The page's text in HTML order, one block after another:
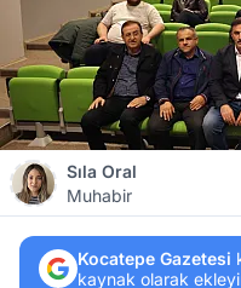
Sıla Oral
Muhabir
Kocatepe Gazetesi
kaynak olarak